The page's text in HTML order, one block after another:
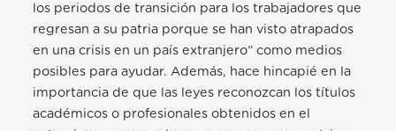
los periodos de transición para los trabajadores que
regresan a su patria porque se han visto atrapados
en una crisis en un país extranjero” como medios
posibles para ayudar. Además, hace hincapié en la
importancia de que las leyes reconozcan los títulos
académicos o profesionales obtenidos en el